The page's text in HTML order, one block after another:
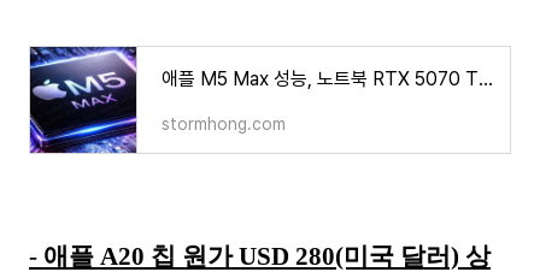
애플 M5 Max 성능, 노트북 RTX 5070 Ti GPU보다 빠르다? 게임 성능 최대 54% 향상 루머
stormhong.com
- 애플 A20 칩 원가 USD 280(미국 달러) 상